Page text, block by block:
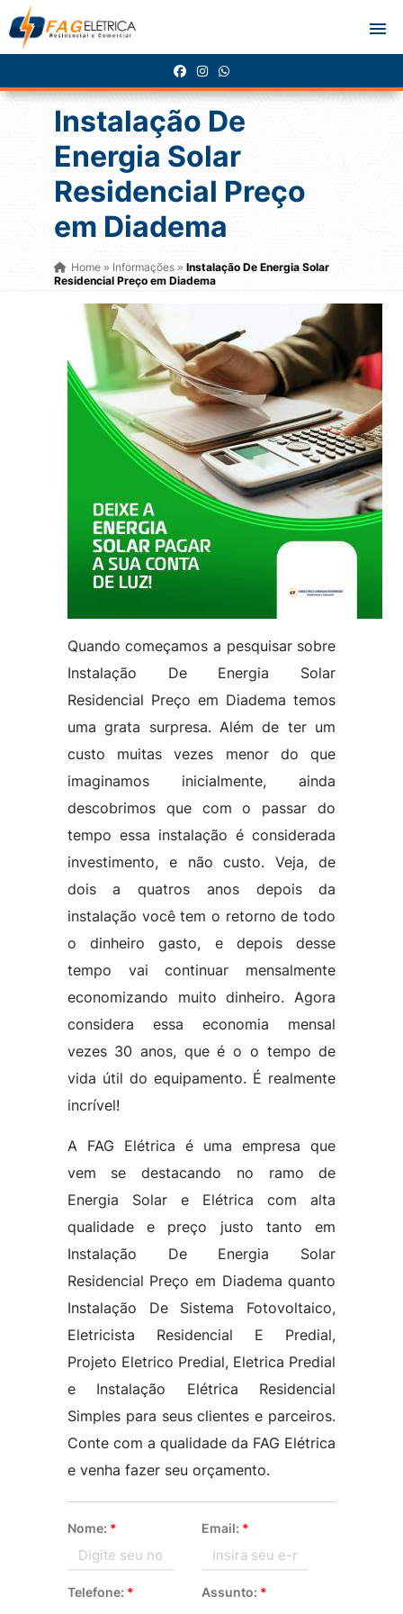
Instalação De
Energia Solar
Residencial Preço
em Diadema
Home» Informações » Instalação De Energia Solar
Residencial Preço em Diadema
Quando começamos a pesquisar sobre
Instalação De Energia Solar
Residencial Preço em Diadema temos
uma grata surpresa. Além de ter um
custo muitas vezes menor do que
imaginamos inicialmente, ainda
descobrimos que com o passar do
tempo essa instalação é considerada
investimento, e não custo. Veja, de
dois a quatros anos depois da
instalação você tem o retorno de todo
o dinheiro gasto, e depois desse
tempo vai continuar mensalmente
economizando muito dinheiro. Agora
considera essa economia mensal
vezes 30 anos, que é o o tempo de
vida útil do equipamento. É realmente
incrível!
A FAG Elétrica é uma empresa que
vem se destacando no ramo de
Energia Solar e Elétrica com alta
qualidade e preço justo tanto em
Instalação De Energia Solar
Residencial Preço em Diadema quanto
Instalação De Sistema Fotovoltaico,
Eletricista Residencial E Predial,
Projeto Eletrico Predial, Eletrica Predial
e Instalação Elétrica Residencial
Simples para seus clientes e parceiros.
Conte com a qualidade da FAG Elétrica
e venha fazer seu orçamento.
Nome: * Email: *
Telefone: * Assunto: *